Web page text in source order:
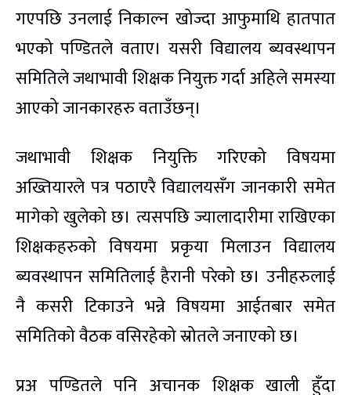
गएपछि उनलाई निकाल्न खोज्दा आफुमाथि हातपात
भएको पण्डितले वताए। यसरी विद्यालय ब्यवस्थापन
समितिले जथाभावी शिक्षक नियुक्त गर्दा अहिले समस्या
आएको जानकारहरु वताउँछन्।
जथाभावी शिक्षक नियुक्ति गरिएको विषयमा
अख्तियारले पत्र पठाएरै विद्यालयसँग जानकारी समेत
मागेको खुलेको छ। त्यसपछि ज्यालादारीमा राखिएका
शिक्षकहरुको विषयमा प्रकृया मिलाउन विद्यालय
ब्यवस्थापन समितिलाई हैरानी परेको छ। उनीहरुलाई
नै कसरी टिकाउने भन्ने विषयमा आईतबार समेत
समितिको वैठक वसिरहेको स्रोतले जनाएको छ।
प्रअ पण्डितले पनि अचानक शिक्षक खाली हुँदा